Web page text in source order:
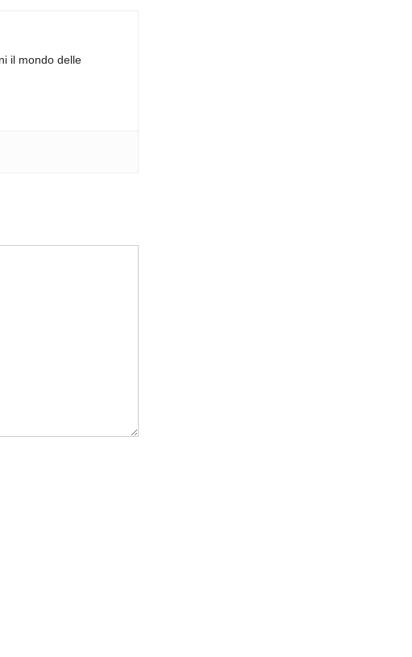
il mondo delle